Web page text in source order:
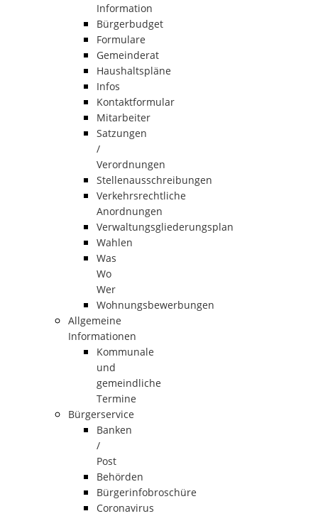
Information
Bürgerbudget
Formulare
Gemeinderat
Haushaltspläne
Infos
Kontaktformular
Mitarbeiter
Satzungen
/
Verordnungen
Stellenausschreibungen
Verkehrsrechtliche
Anordnungen
Verwaltungsgliederungsplan
Wahlen
Was
Wo
Wer
Wohnungsbewerbungen
Allgemeine
Informationen
Kommunale
und
gemeindliche
Termine
Bürgerservice
Banken
/
Post
Behörden
Bürgerinfobroschüre
Coronavirus